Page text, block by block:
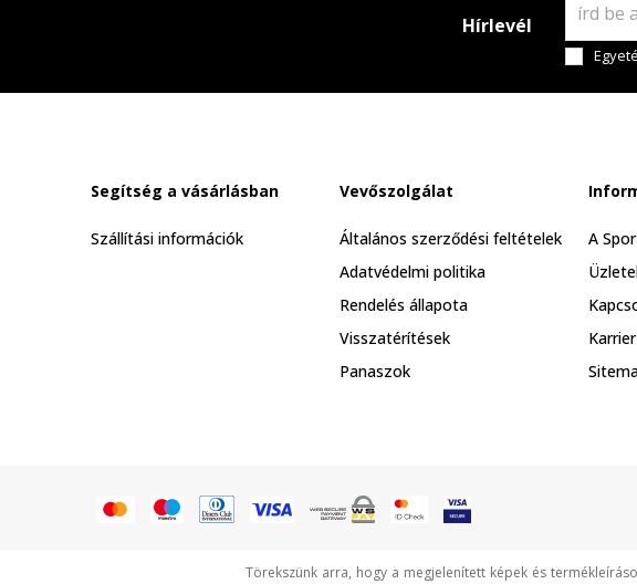
Hírlevél
Segítség a vásárlásban
Szállítási információk
Vevőszolgálat
Általános szerződési feltételek
Adatvédelmi politika
Rendelés állapota
Visszatérítések
Panaszok
A
Karrier
Törekszünk arra, hogy a megjelenített képek és